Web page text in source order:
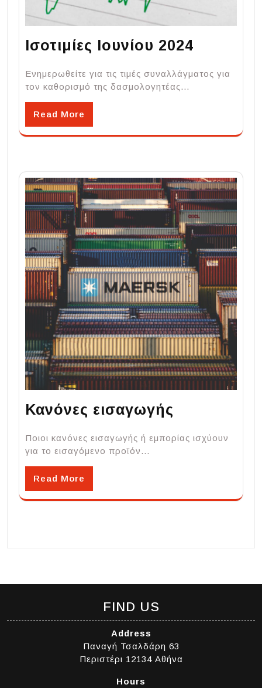
Ισοτιμίες Ιουνίου 2024
Ενημερωθείτε για τις τιμές συναλλάγματος για
τον καθορισμό της δασμολογητέας…
Read More
Κανόνες εισαγωγής
Ποιοι κανόνες εισαγωγής ή εμπορίας ισχύουν
για το εισαγόμενο προϊόν…
Read More
FIND US
Address
Παναγή Τσαλδάρη 63
Περιστέρι 12134 Αθήνα
Hours